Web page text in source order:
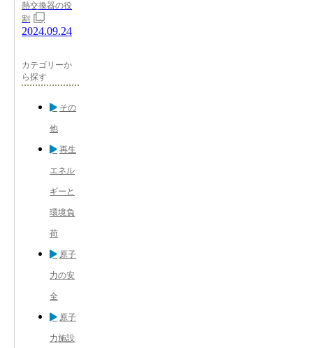
熱交換器の役
割
2024.09.24
カテゴリーか
ら探す
その
他
再生
エネル
ギーと
環境負
荷
原子
力の安
全
原子
力施設